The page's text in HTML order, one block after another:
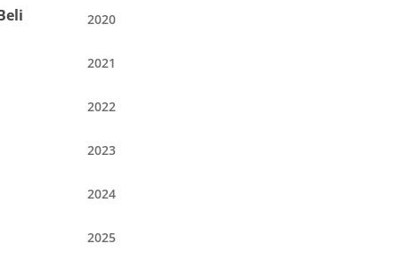
2020
2021
2022
2023
2024
2025